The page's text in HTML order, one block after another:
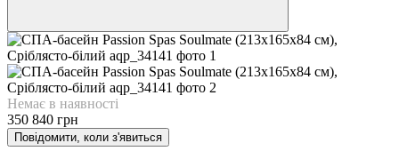
Немає в наявності
350 840 грн
Повідомити, коли з'явиться